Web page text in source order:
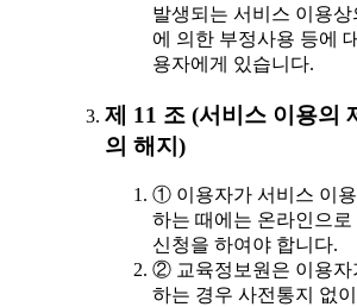
발생되는 서비스 이용
에 의한 부정사용 등에
용자에게 있습니다.
제 11 조 (서비스 이용의
의 해지)
① 이용자가 서비스 이
하는 때에는 온라인으로
신청을 하여야 합니다.
② 교육정보원은 이용자
하는 경우 사전통지 없